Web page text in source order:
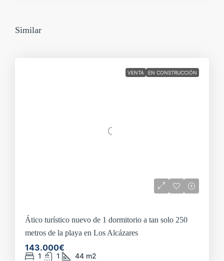
Similar
VENTA EN CONSTRUCCIÓN
Ático turístico nuevo de 1 dormitorio a tan solo 250
metros de la playa en Los Alcázares
143.000€
1 1 44 m2